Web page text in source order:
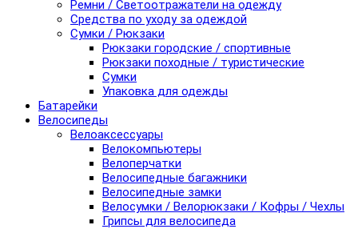
Ремни / Светоотражатели на одежду
Средства по уходу за одеждой
Сумки / Рюкзаки
Рюкзаки городские / спортивные
Рюкзаки походные / туристические
Сумки
Упаковка для одежды
Батарейки
Велосипеды
Велоаксессуары
Велокомпьютеры
Велоперчатки
Велосипедные багажники
Велосипедные замки
Велосумки / Велорюкзаки / Кофры / Чехлы
Грипсы для велосипеда